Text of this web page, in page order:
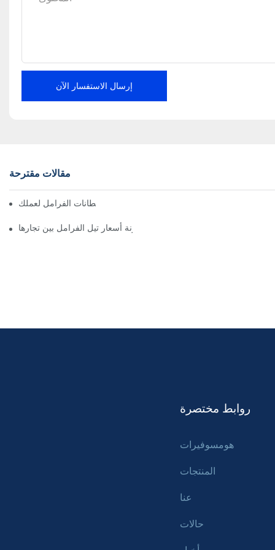
إرسال الاستفسار الآن
مقالات مقترحة
إيجاد موزعين موثوقين لبطانات الفرامل لعملك
كيفية مقارنة أسعار تيل الفرامل بين تجارها
روابط مختصرة
هومسوفيرات
المنتجات
عنا
حالات